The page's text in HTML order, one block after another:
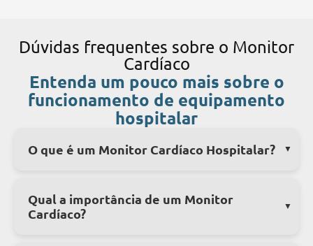
Dúvidas frequentes sobre o Monitor
Cardíaco
Entenda um pouco mais sobre o
funcionamento de equipamento
hospitalar
O que é um Monitor Cardíaco Hospitalar?
Qual a importância de um Monitor
Cardíaco?